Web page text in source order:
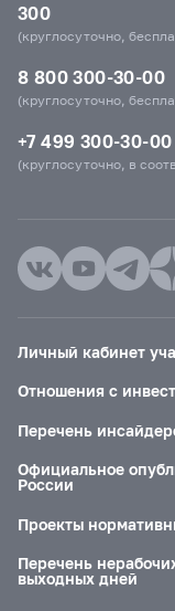
300
(круглосуточно,
8 800 300-30-00
(круглосуточно,
+7 499 300-30-00
(круглосуточно, в
Личный кабинет
Отношения с
Перечень
Официальное
России
Проекты
Перечень
выходных дней